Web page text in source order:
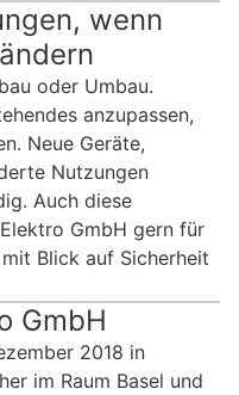
wenn
oder Umbau.
anzupassen,
Neue Geräte,
Nutzungen
Auch diese
GmbH gern für
Blick auf Sicherheit
GmbH
2018 in
im Raum Basel und